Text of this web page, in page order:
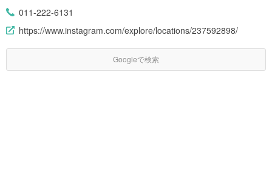
011-222-6131
https://www.instagram.com/explore/locations/237592898/
Googleで検索